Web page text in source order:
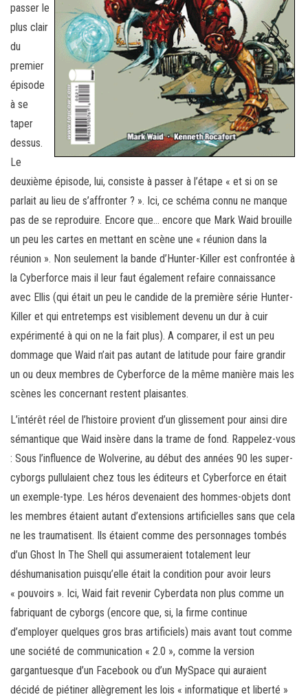
passer le
plus clair
du
premier
épisode
à se
taper
dessus.
Le
deuxième épisode, lui, consiste à passer à l’étape « et si on se
parlait au lieu de s’affronter ? ». Ici, ce schéma connu ne manque
pas de se reproduire. Encore que… encore que Mark Waid brouille
un peu les cartes en mettant en scène une « réunion dans la
réunion ». Non seulement la bande d’Hunter-Killer est confrontée à
la Cyberforce mais il leur faut également refaire connaissance
avec Ellis (qui était un peu le candide de la première série Hunter-
Killer et qui entretemps est visiblement devenu un dur à cuir
expérimenté à qui on ne la fait plus). A comparer, il est un peu
dommage que Waid n’ait pas autant de latitude pour faire grandir
un ou deux membres de Cyberforce de la même manière mais les
scènes les concernant restent plaisantes.
L’intérêt réel de l’histoire provient d’un glissement pour ainsi dire
sémantique que Waid insère dans la trame de fond. Rappelez-vous
: Sous l’influence de Wolverine, au début des années 90 les super-
cyborgs pullulaient chez tous les éditeurs et Cyberforce en était
un exemple-type. Les héros devenaient des hommes-objets dont
les membres étaient autant d’extensions artificielles sans que cela
ne les traumatisent. Ils étaient comme des personnages tombés
d’un Ghost In The Shell qui assumeraient totalement leur
déshumanisation puisqu’elle était la condition pour avoir leurs
« pouvoirs ». Ici, Waid fait revenir Cyberdata non plus comme un
fabriquant de cyborgs (encore que, si, la firme continue
d’employer quelques gros bras artificiels) mais avant tout comme
une société de communication « 2.0 », comme la version
gargantuesque d’un Facebook ou d’un MySpace qui auraient
décidé de piétiner allègrement les lois « informatique et liberté »